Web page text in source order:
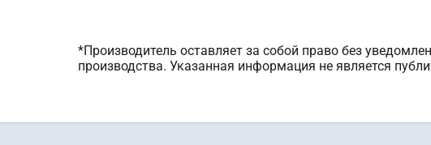
*Производитель оставляет за собой право без
производства. Указанная информация не является